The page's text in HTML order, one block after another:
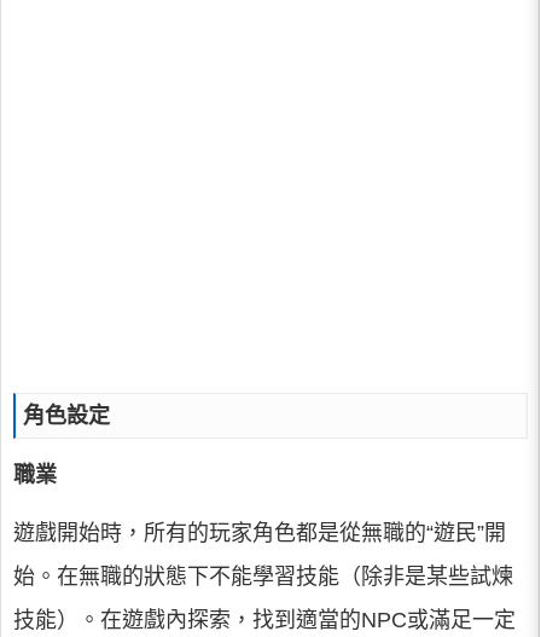
角色設定
職業
遊戲開始時，所有的玩家角色都是從無職的“遊民”開
始。在無職的狀態下不能學習技能（除非是某些試煉
技能）。在遊戲內探索，找到適當的NPC或滿足一定